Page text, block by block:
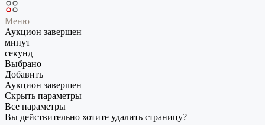
Меню
Аукцион завершен
минут
секунд
Выбрано
Добавить
Аукцион завершен
Скрыть параметры
Все параметры
Вы действительно хотите удалить страницу?